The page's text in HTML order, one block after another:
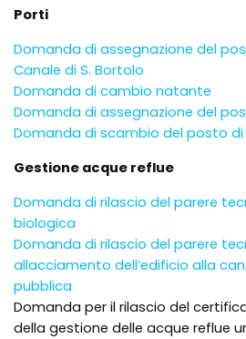
Porti
Domanda di assegnazione del
Canale di S. Bortolo
Domanda di cambio natante
Domanda di assegnazione del
Domanda di scambio del posto
Gestione acque reflue
Domanda di rilascio del parere
biologica
Domanda di rilascio del parere
allacciamento dell’edificio alla
pubblica
Domanda per il rilascio del
della gestione delle acque reflue